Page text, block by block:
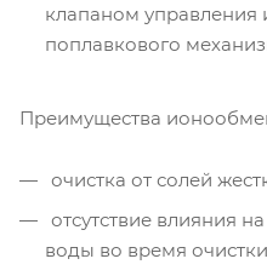
клапаном управления
поплавкового
Преимущества
очистка от солей
отсутствие влияния
воды во время